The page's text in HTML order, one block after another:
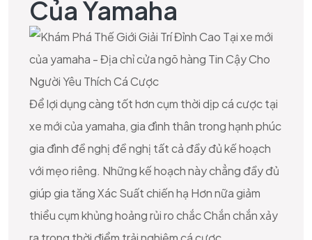
Của Yamaha
Để lợi dụng càng tốt hơn cụm thời dịp cá cược tại
xe mới của yamaha, gia đình thân trong hạnh phúc
gia đình đề nghị đề nghị tất cả đầy đủ kế hoạch
với mẹo riêng. Những kế hoạch này chẳng đầy đủ
giúp gia tăng Xác Suất chiến hạ Hơn nữa giảm
thiểu cụm khủng hoảng rủi ro chắc Chắn chắn xảy